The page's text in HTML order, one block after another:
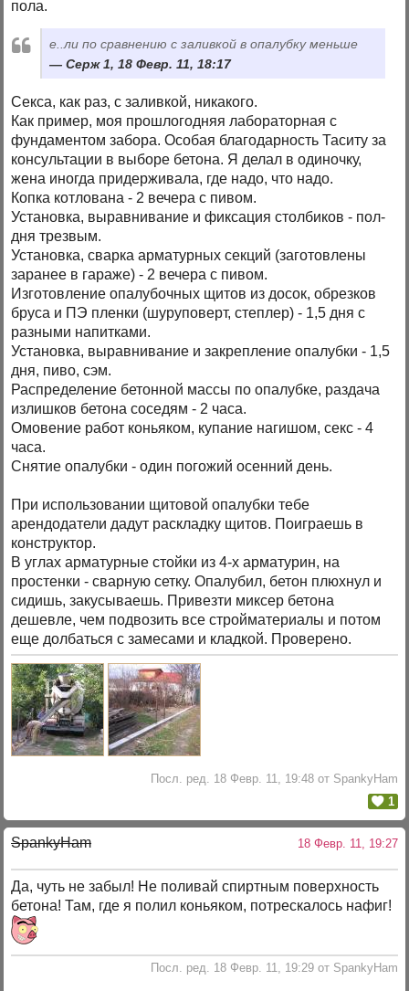
пола.
е..ли по сравнению с заливкой в опалубку меньше
Серж 1, 18 Февр. 11, 18:17
Секса, как раз, с заливкой, никакого.
Как пример, моя прошлогодняя лабораторная с
фундаментом забора. Особая благодарность Таситу за
консультации в выборе бетона. Я делал в одиночку,
жена иногда придерживала, где надо, что надо.
Копка котлована - 2 вечера с пивом.
Установка, выравнивание и фиксация столбиков - пол-
дня трезвым.
Установка, сварка арматурных секций (заготовлены
заранее в гараже) - 2 вечера с пивом.
Изготовление опалубочных щитов из досок, обрезков
бруса и ПЭ пленки (шуруповерт, степлер) - 1,5 дня с
разными напитками.
Установка, выравнивание и закрепление опалубки - 1,5
дня, пиво, сэм.
Распределение бетонной массы по опалубке, раздача
излишков бетона соседям - 2 часа.
Омовение работ коньяком, купание нагишом, секс - 4
часа.
Снятие опалубки - один погожий осенний день.
При использовании щитовой опалубки тебе
арендодатели дадут раскладку щитов. Поиграешь в
конструктор.
В углах арматурные стойки из 4-х арматурин, на
простенки - сварную сетку. Опалубил, бетон плюхнул и
сидишь, закусываешь. Привезти миксер бетона
дешевле, чем подвозить все стройматериалы и потом
еще долбаться с замесами и кладкой. Проверено.
Посл. ред. 18 Февр. 11, 19:48 от SpankyHam
1
SpankyHam 18 Февр. 11, 19:27
Да, чуть не забыл! Не поливай спиртным поверхность
бетона! Там, где я полил коньяком, потрескалось нафиг!
Посл. ред. 18 Февр. 11, 19:29 от SpankyHam